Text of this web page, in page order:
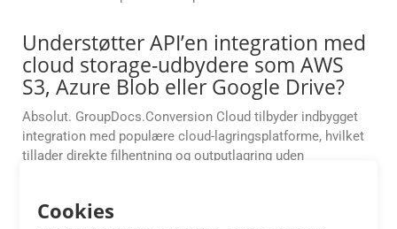
Understøtter API’en integration med
cloud storage-udbydere som AWS
S3, Azure Blob eller Google Drive?
Absolut. GroupDocs.Conversion Cloud tilbyder indbygget
integration med populære cloud-lagringsplatforme, hvilket
tillader direkte filhentning og outputlagring uden
Må jeg bruge GroupDocs.Conversion
Cookies